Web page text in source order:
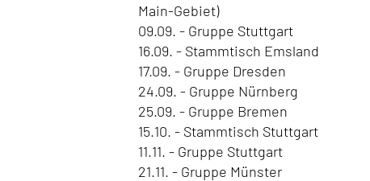
Main-Gebiet)
09.09. - Gruppe Stuttgart
16.09. - Stammtisch Emsland
17.09. - Gruppe Dresden
24.09. - Gruppe Nürnberg
25.09. - Gruppe Bremen
15.10. - Stammtisch Stuttgart
11.11. - Gruppe Stuttgart
21.11. - Gruppe Münster